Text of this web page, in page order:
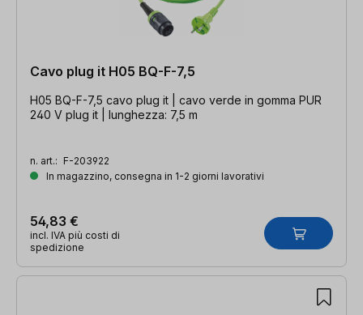
Cavo plug it H05 BQ-F-7,5
H05 BQ-F-7,5 cavo plug it | cavo verde in gomma PUR
240 V plug it | lunghezza: 7,5 m
n. art.: F-203922
In magazzino, consegna in 1-2 giorni lavorativi
54,83 €
incl. IVA più costi di
spedizione